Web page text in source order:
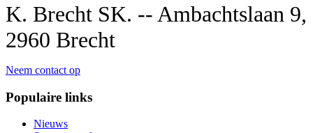
K. Brecht SK. -- Ambachtslaan 9,
2960 Brecht
Neem contact op
Populaire links
Nieuws